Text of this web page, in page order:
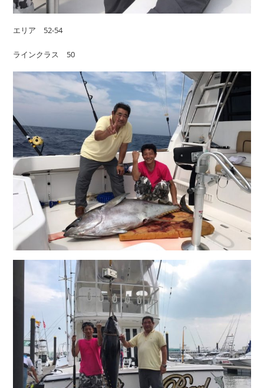
エリア 52-54
ラインクラス 50